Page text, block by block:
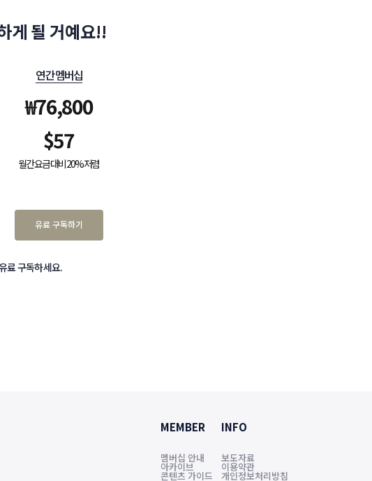
게 될 거예요!!
연간 멤버십
₩76,800
$57
월간 요금 대비 20% 저렴
유료 구독하기
료 구독하세요.
MEMBER
멤버십 안내
아카이브
콘텐츠 가이드
INFO
보도자료
이용약관
개인정보처리방침